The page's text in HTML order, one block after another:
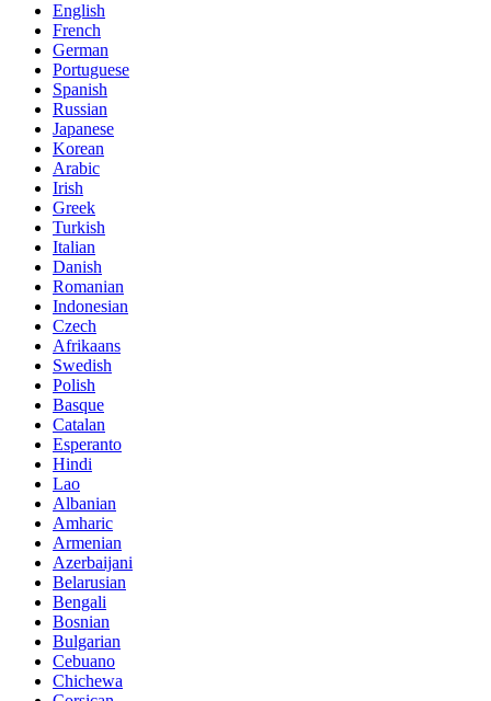
English
French
German
Portuguese
Spanish
Russian
Japanese
Korean
Arabic
Irish
Greek
Turkish
Italian
Danish
Romanian
Indonesian
Czech
Afrikaans
Swedish
Polish
Basque
Catalan
Esperanto
Hindi
Lao
Albanian
Amharic
Armenian
Azerbaijani
Belarusian
Bengali
Bosnian
Bulgarian
Cebuano
Chichewa